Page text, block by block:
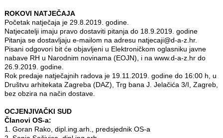
ROKOVI NATJEČAJA
Početak natječaja je 29.8.2019. godine.
Natjecatelji imaju pravo dostaviti pitanja do 18.9.2019. godine
Pitanja se dostavljaju e‐mailom na adresu natjecaji@d-a-z.hr.
Pisani odgovori bit će objavljeni u Elektroničkom oglasniku javne
nabave RH u Narodnim novinama (EOJN), i na www.d-a-z.hr do
26.9.2019. godine.
Rok predaje natječajnih radova je 19.11.2019. godine do 16:00 h, u
Društvu arhitekata Zagreba (DAZ), Trg bana J. Jelačića 3/I, Zagreb,
bez obzira na način dostave.
OCJENJIVAČKI SUD
Članovi OS-a:
1. Goran Rako, dipl.ing.arh., predsjednik OS-a